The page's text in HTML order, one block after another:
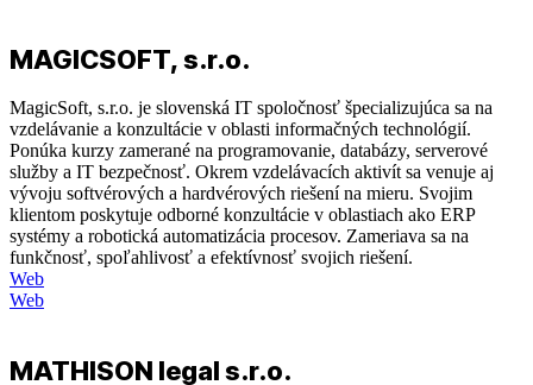
MAGICSOFT, s.r.o.
MagicSoft, s.r.o. je slovenská IT spoločnosť špecializujúca sa na
vzdelávanie a konzultácie v oblasti informačných technológií.
Ponúka kurzy zamerané na programovanie, databázy, serverové
služby a IT bezpečnosť. Okrem vzdelávacích aktivít sa venuje aj
vývoju softvérových a hardvérových riešení na mieru. Svojim
klientom poskytuje odborné konzultácie v oblastiach ako ERP
systémy a robotická automatizácia procesov. Zameriava sa na
funkčnosť, spoľahlivosť a efektívnosť svojich riešení.
Web
Web
MATHISON legal s.r.o.